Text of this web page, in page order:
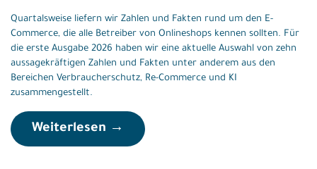
Quartalsweise liefern wir Zahlen und Fakten rund um den E-
Commerce, die alle Betreiber von Onlineshops kennen sollten. Für
die erste Ausgabe 2026 haben wir eine aktuelle Auswahl von zehn
aussagekräftigen Zahlen und Fakten unter anderem aus den
Bereichen Verbraucherschutz, Re-Commerce und KI
zusammengestellt.
Weiterlesen →